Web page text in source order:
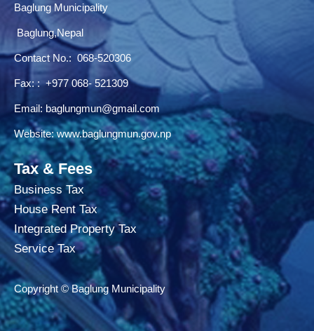
Baglung Municipality
Baglung,Nepal
Contact No.: 068-520306
Fax: : +977 068- 521309
Email: baglungmun@gmail.com
Website:www.baglungmun.gov.np
Tax & Fees
Business Tax
House Rent Tax
Integrated Property Tax
Service Tax
Copyright © Baglung Municipality